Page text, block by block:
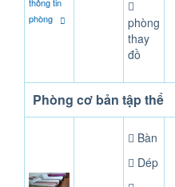
phòng
phòng
thay
đồ
Phòng cơ bản tập thể
Bàn
Dép